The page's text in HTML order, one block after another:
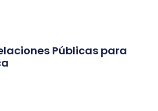
Públicas para